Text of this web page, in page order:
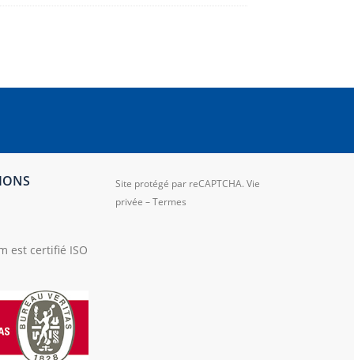
est certifié ISO
Site protégé par reCAPTCHA.Vie
privée –Termes